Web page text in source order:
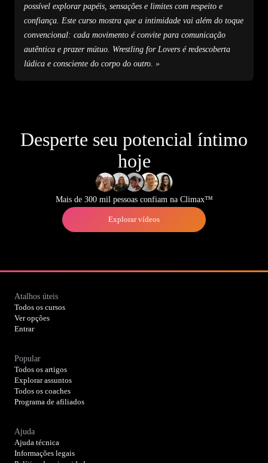
possível explorar papéis, sensações e limites com respeito e
confiança. Este curso mostra que a intimidade vai além do toque
convencional: cada movimento é convite para comunicação
autêntica e prazer mútuo. Wrestling for Lovers é redescoberta
lúdica e consciente do corpo do outro. »
Desperte seu potencial íntimo
hoje
Mais de 300 mil pessoas confiam na Climax™
Explorar vídeos
Atalhos úteis
Todos os cursos
Ver opções
Entrar
Popular
Todos os artigos
Explorar assuntos
Todos os coaches
Programa de afiliados
Ajuda
Ajuda técnica
Informações legais